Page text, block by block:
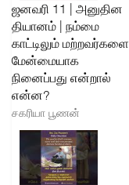
ஜனவரி 11 | அனுதின
தியானம் | நம்மை
காட்டிலும் மற்றவர்களை
மேன்மையாக
நினைப்பது என்றால்
என்ன?
சகரியா பூணன்